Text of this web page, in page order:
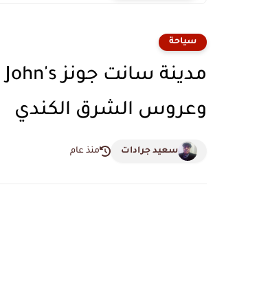
سياحة
وعروس الشرق الكندي
سعيد جرادات منذ عام